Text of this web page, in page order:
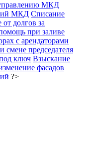
МКД
МКД Списание
долгов за
при заливе
с арендаторами
председателя
ключ Взыскание
фасадов
?>